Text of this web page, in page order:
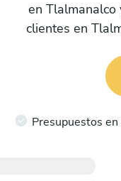
en Tlalmanalco
clientes en
Presupuestos